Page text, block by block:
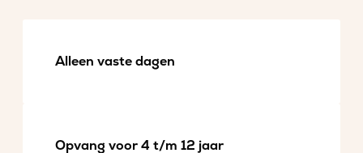
Alleen vaste dagen
Opvang voor 4 t/m 12 jaar